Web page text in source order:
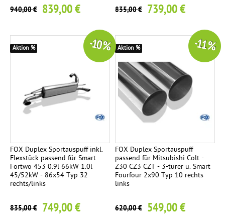
940,00 € 839,00 € 835,00 € 739,00 €
FOX Duplex Sportauspuff inkl.
Flexstück passend für Smart
Fortwo 453 0.9l 66kW 1.0l
45/52kW - 86x54 Typ 32
rechts/links
835,00 € 749,00 €
-10 %
Aktion %
FOX Duplex Sportauspuff
passend für Mitsubishi Colt -
Z30 CZ3 CZT - 3-türer u. Smart
Fourfour 2x90 Typ 10 rechts
links
620,00 € 549,00 €
-11 %
Aktion %